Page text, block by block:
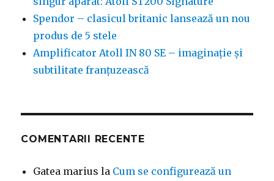
Spendor – clasicul britanic lansează un nou
produs de 5 stele
Amplificator Atoll IN 80 SE – imaginație și
subtilitate franțuzească
COMENTARII RECENTE
Gatea marius la Cum se configurează un